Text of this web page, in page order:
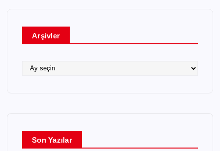
Arşivler
Son Yazılar